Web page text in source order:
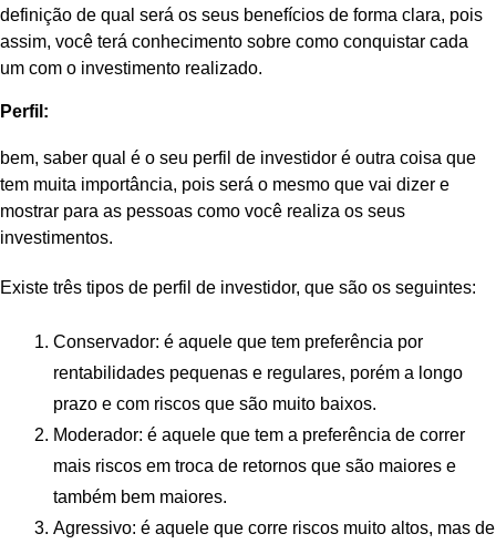
definição de qual será os seus benefícios de forma clara, pois
assim, você terá conhecimento sobre como conquistar cada
um com o investimento realizado.
Perfil:
bem, saber qual é o seu perfil de investidor é outra coisa que
tem muita importância, pois será o mesmo que vai dizer e
mostrar para as pessoas como você realiza os seus
investimentos.
Existe três tipos de perfil de investidor, que são os seguintes:
Conservador: é aquele que tem preferência por
rentabilidades pequenas e regulares, porém a longo
prazo e com riscos que são muito baixos.
Moderador: é aquele que tem a preferência de correr
mais riscos em troca de retornos que são maiores e
também bem maiores.
Agressivo: é aquele que corre riscos muito altos, mas de